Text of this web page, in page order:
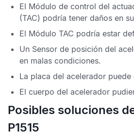
El Módulo de control del
(TAC) podría tener daños en
El Módulo TAC podría estar
Un Sensor de posición del
en malas condiciones.
La placa del acelerador puede
El cuerpo del acelerador
Posibles soluciones
P1515